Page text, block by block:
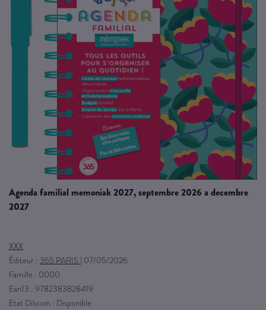
agenda familial memoniak 2027, septembre 2026 a decembre
2027
XXX
Éditeur : 365 PARIS | 07/05/2026
Famille : 0000
Ean13 : 9782383828419
Etat Dilicom : Disponible